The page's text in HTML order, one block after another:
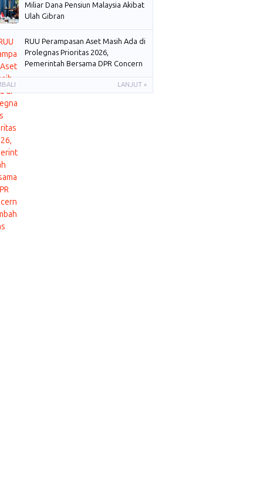
Miliar Dana Pensiun Malaysia Akibat
Ulah Gibran
RUU Perampasan Aset Masih Ada di
Prolegnas Prioritas 2026,
Pemerintah Bersama DPR Concern
LANJUT »